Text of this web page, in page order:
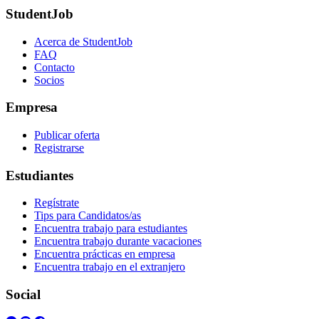
StudentJob
Acerca de StudentJob
FAQ
Contacto
Socios
Empresa
Publicar oferta
Registrarse
Estudiantes
Regístrate
Tips para Candidatos/as
Encuentra trabajo para estudiantes
Encuentra trabajo durante vacaciones
Encuentra prácticas en empresa
Encuentra trabajo en el extranjero
Social